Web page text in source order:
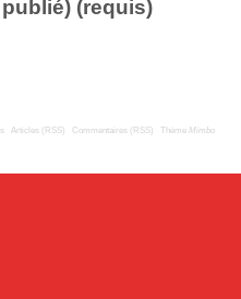
(requis)
Articles (RSS) Commentaires (RSS) Thème Mimbo